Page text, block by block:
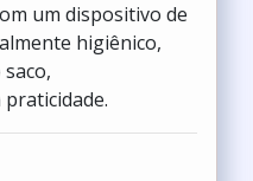
um dispositivo de
higiênico,